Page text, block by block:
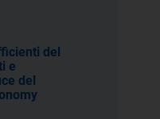
del
e
del